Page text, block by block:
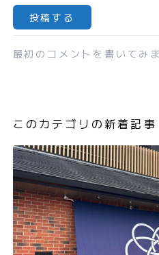
最初のコメントを書いてみ
このカテゴリの新着記事